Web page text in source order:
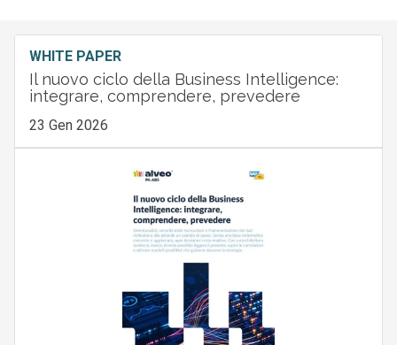
WHITE PAPER
Il nuovo ciclo della Business Intelligence:
integrare, comprendere, prevedere
23 Gen 2026